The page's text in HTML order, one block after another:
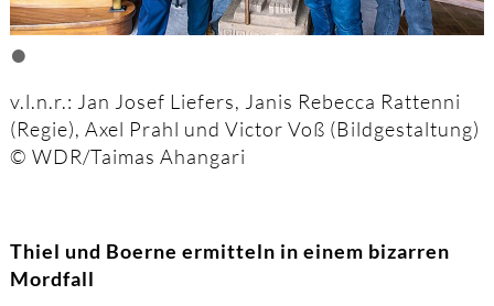
•
v.l.n.r.: Jan Josef Liefers, Janis Rebecca Rattenni
(Regie), Axel Prahl und Victor Voß (Bildgestaltung)
© WDR/Taimas Ahangari
Thiel und Boerne ermitteln in einem bizarren
Mordfall